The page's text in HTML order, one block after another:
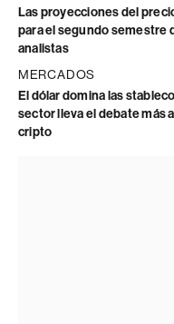
Las proyecciones del
para el segundo semestre
analistas
MERCADOS
El dólar domina las
sector lleva el debate más
cripto